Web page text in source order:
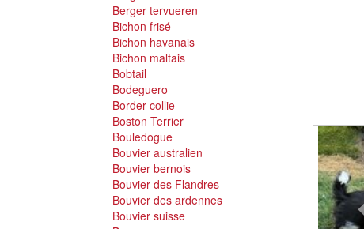
Berger tervueren
Bichon frisé
Bichon havanais
Bichon maltais
Bobtail
Bodeguero
Border collie
Boston Terrier
Bouledogue
Bouvier australien
Bouvier bernois
Bouvier des Flandres
Bouvier des ardennes
Bouvier suisse